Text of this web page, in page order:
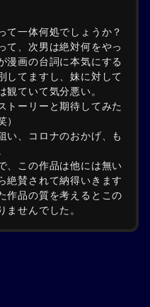
て一体何処でしょうか？
て、次男は絶対何をやっ
漫画の台詞に本気にする
してますし、妹に対して
観ていて気分悪い。
トーリーと期待してみた
）
い、コロナのおかげ、も
、この作品は他には無い
絶賛されて納得いきます
作品の質を考えるとこの
ませんでした。